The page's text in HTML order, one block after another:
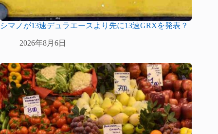
シマノが13速デュラエースより先に13速GRXを発表？
2026年8月6日